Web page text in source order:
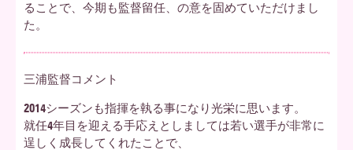
道
ることで、今期も監督留任、の意を固めていただけまし
た。
三浦監督コメント
2014シーズンも指揮を執る事になり光栄に思います。
就任4年目を迎える手応えとしましては若い選手が非常に
逞しく成長してくれたことで、